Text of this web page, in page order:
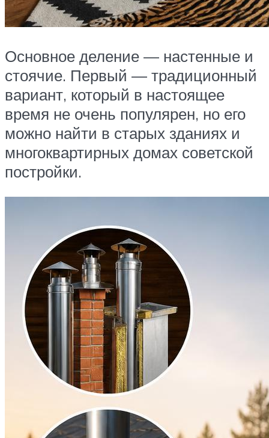
Основное деление — настенные и
стоячие. Первый — традиционный
вариант, который в настоящее
время не очень популярен, но его
можно найти в старых зданиях и
многоквартирных домах советской
постройки.